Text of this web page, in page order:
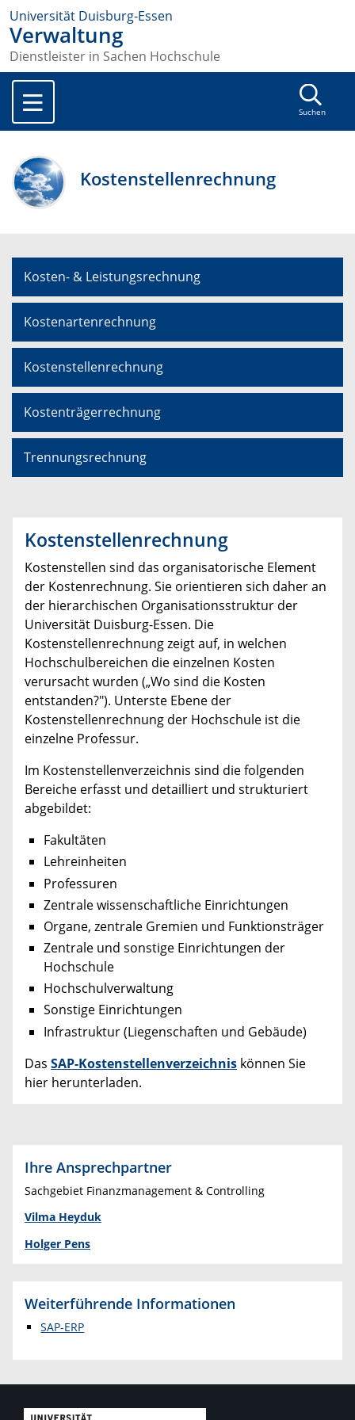
Universität Duisburg-Essen
Verwaltung
Dienstleister in Sachen Hochschule
Suchen
Kostenstellenrechnung
Kosten- & Leistungsrechnung
Kostenartenrechnung
Kostenstellenrechnung
Kostenträgerrechnung
Trennungsrechnung
Kostenstellenrechnung
Kostenstellen sind das organisatorische Element
der Kostenrechnung. Sie orientieren sich daher an
der hierarchischen Organisationsstruktur der
Universität Duisburg-Essen. Die
Kostenstellenrechnung zeigt auf, in welchen
Hochschulbereichen die einzelnen Kosten
verursacht wurden („Wo sind die Kosten
entstanden?"). Unterste Ebene der
Kostenstellenrechnung der Hochschule ist die
einzelne Professur.
Im Kostenstellenverzeichnis sind die folgenden
Bereiche erfasst und detailliert und strukturiert
abgebildet:
Fakultäten
Lehreinheiten
Professuren
Zentrale wissenschaftliche Einrichtungen
Organe, zentrale Gremien und Funktionsträger
Zentrale und sonstige Einrichtungen der
Hochschule
Hochschulverwaltung
Sonstige Einrichtungen
Infrastruktur (Liegenschaften und Gebäude)
Das SAP-Kostenstellenverzeichnis können Sie
hier herunterladen.
Ihre Ansprechpartner
Sachgebiet Finanzmanagement & Controlling
Vilma Heyduk
Holger Pens
Weiterführende Informationen
SAP-ERP